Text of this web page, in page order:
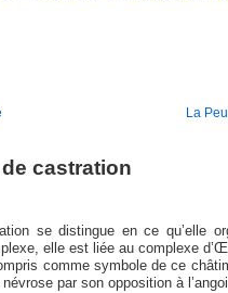
La
castration
se distingue en ce qu’elle
elle est liée au complexe
comme symbole de ce
par son opposition à